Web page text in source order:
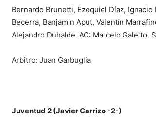
Bernardo Brunetti, Ezequiel Díaz,
Becerra, Banjamín Aput, Valentín
Alejandro Duhalde. AC: Marcelo Galetto.
Arbitro: Juan Garbuglia
Juventud 2 (Javier Carrizo -2-)